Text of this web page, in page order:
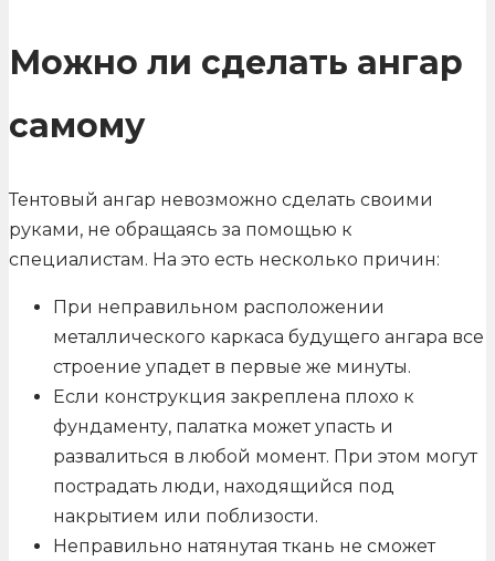
Можно ли сделать ангар
самому
Тентовый ангар невозможно сделать своими
руками, не обращаясь за помощью к
специалистам. На это есть несколько причин:
При неправильном расположении
металлического каркаса будущего ангара все
строение упадет в первые же минуты.
Если конструкция закреплена плохо к
фундаменту, палатка может упасть и
развалиться в любой момент. При этом могут
пострадать люди, находящийся под
накрытием или поблизости.
Неправильно натянутая ткань не сможет